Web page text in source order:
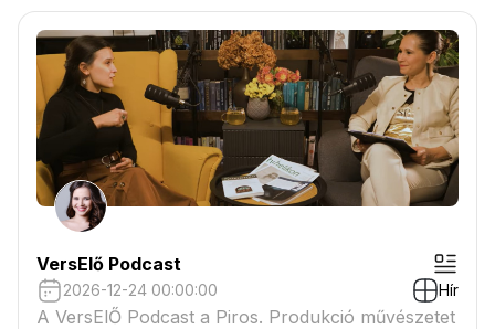
VersElő Podcast
2026-12-24 00:00:00 Hír
A VersElŐ Podcast a Piros. Produkció művészetet